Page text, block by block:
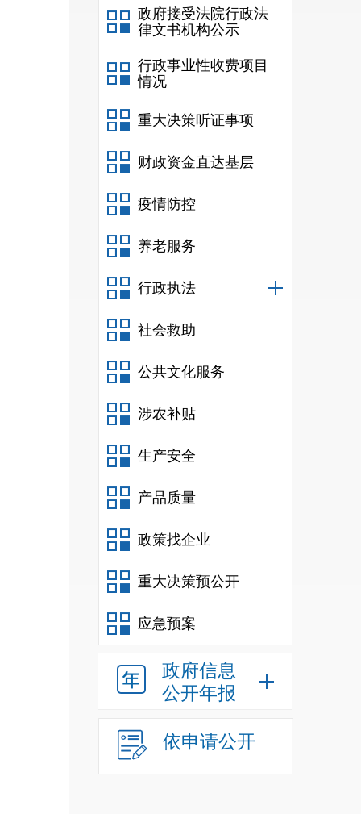
政府接受法院行政法
律文书机构公示
行政事业性收费项目
情况
重大决策听证事项
财政资金直达基层
疫情防控
养老服务
行政执法
社会救助
公共文化服务
涉农补贴
生产安全
产品质量
政策找企业
重大决策预公开
应急预案
政府信息
公开年报
依申请公开